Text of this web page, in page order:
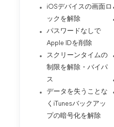
iOSデバイスの画面ロ
ックを解除
パスワードなしで
Apple IDを削除
スクリーンタイムの
制限を解除・バイパ
ス
データを失うことな
くiTunesバックアッ
プの暗号化を解除